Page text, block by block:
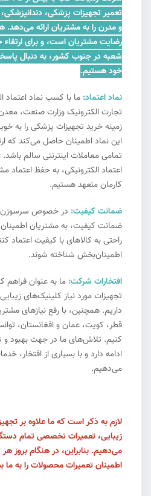
تعمیر تجهیزات پزشکی،
و مدرن را به مشتریان ارائه
رضایت مشتریان است، و برای
شعبه در جنوب کشور، به دنبال
خود هستیم.
نماد اعتماد: ما با کسب نماد اعتماد
تجارت الکترونیک وزارت صنعت،
زمینه خرید تجهیزات پزشکی را به
این نماد اطمینان حاصل می‌کند که
تمامی معاملات اینترنتی سالم باشد.
اعتماد الکترونیکی، به حفظ اعتماد
کارمان متعهد هستیم.
ضمانت کیفیت:
ضمانت کیفیت، به مشتریان
راحتی به کالاهای با کیفیت اعتماد
اطمینان‌بخش شناخته شوند.
افتخارات شرکت:
تجهیزات مورد نیاز کلینیک‌های
داریم. همچنین، با رفع نیازهای
قطر، کویت، عمان و افغانستان،
کنیم. تلاش‌های ما در جهت بهبود و
ادامه دارد و با بسیاری از افتخار،
می‌دهیم.
لازم به ذکر است که ما علاوه بر
زیبایی، تعمیرات تخصصی تمام
می‌دهیم. بنابراین، در هنگام بروز
اطمینان تعمیرات محصولات را به ما